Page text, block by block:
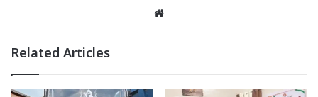
Related Articles